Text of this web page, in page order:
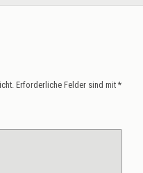
Erforderliche Felder sind mit *